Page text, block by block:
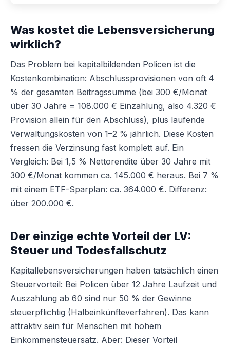
Was kostet die Lebensversicherung
wirklich?
Das Problem bei kapitalbildenden Policen ist die
Kostenkombination: Abschlussprovisionen von oft 4
% der gesamten Beitragssumme (bei 300 €/Monat
über 30 Jahre = 108.000 € Einzahlung, also 4.320 €
Provision allein für den Abschluss), plus laufende
Verwaltungskosten von 1–2 % jährlich. Diese Kosten
fressen die Verzinsung fast komplett auf. Ein
Vergleich: Bei 1,5 % Nettorendite über 30 Jahre mit
300 €/Monat kommen ca. 145.000 € heraus. Bei 7 %
mit einem ETF-Sparplan: ca. 364.000 €. Differenz:
über 200.000 €.
Der einzige echte Vorteil der LV:
Steuer und Todesfallschutz
Kapitallebensversicherungen haben tatsächlich einen
Steuervorteil: Bei Policen über 12 Jahre Laufzeit und
Auszahlung ab 60 sind nur 50 % der Gewinne
steuerpflichtig (Halbeinkünfteverfahren). Das kann
attraktiv sein für Menschen mit hohem
Einkommensteuersatz. Aber: Dieser Vorteil